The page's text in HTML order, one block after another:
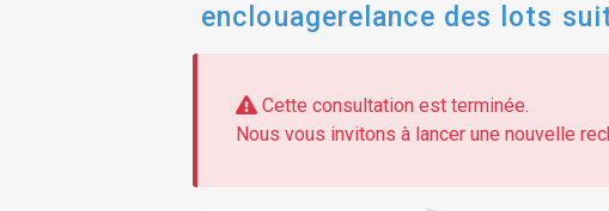
enclouagerelance des lots
Cette consultation est terminée.
Nous vous invitons à lancer une nouvelle